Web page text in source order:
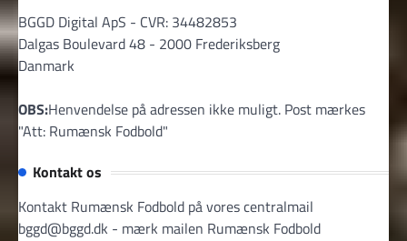
BGGD Digital ApS - CVR: 34482853
Dalgas Boulevard 48 - 2000 Frederiksberg
Danmark
OBS:Henvendelse på adressen ikke muligt. Post mærkes
"Att: Rumænsk Fodbold"
Kontakt os
Kontakt Rumænsk Fodbold på vores centralmail
bggd@bggd.dk - mærk mailen Rumænsk Fodbold